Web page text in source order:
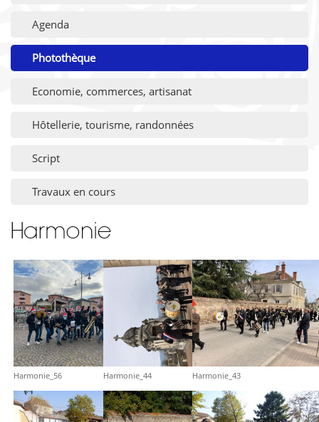
Agenda
Photothèque
Economie, commerces, artisanat
Hôtellerie, tourisme, randonnées
Script
Travaux en cours
Harmonie
Harmonie_56 Harmonie_44 Harmonie_43